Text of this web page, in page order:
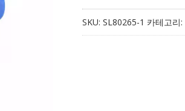
리
SKU: SL80265-1 카테고리: